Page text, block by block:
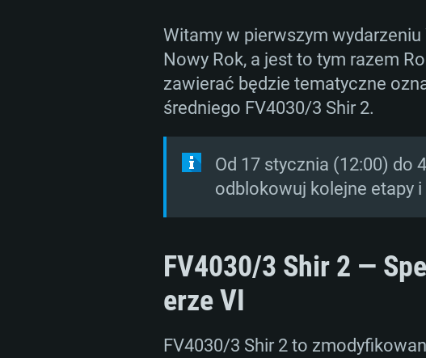
Witamy w pierwszym
Nowy Rok, a jest to tym razem
zawierać będzie tematyczne
średniego FV4030/3 Shir 2.
Od 17 stycznia (12:00) do
odblokowuj kolejne etapy
FV4030/3 Shir 2 —
erze VI
FV4030/3 Shir 2 to